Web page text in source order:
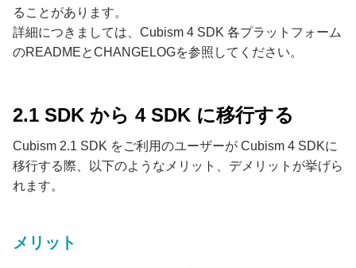
ることがあります。
詳細につきましては、Cubism 4 SDK 各プラットフォーム
のREADMEとCHANGELOGを参照してください。
2.1 SDK から 4 SDK に移行する
Cubism 2.1 SDK をご利用のユーザーが Cubism 4 SDKに
移行する際、以下のようなメリット、デメリットが挙げら
れます。
メリット